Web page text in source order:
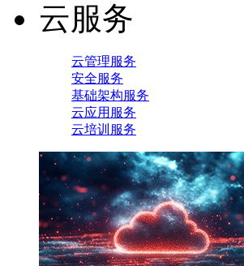
云服务
云管理服务
安全服务
基础架构服务
云应用服务
云培训服务